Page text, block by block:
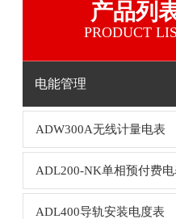
产品列
PRODUCT
电能管理
ADW300A无线计量电表
ADL200-NK单相预付费
ADL400导轨安装电度表